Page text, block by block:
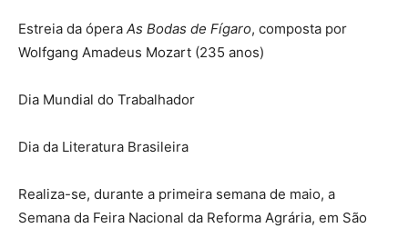
Estreia da ópera As Bodas de Fígaro, composta por
Wolfgang Amadeus Mozart (235 anos)
Dia Mundial do Trabalhador
Dia da Literatura Brasileira
Realiza-se, durante a primeira semana de maio, a
Semana da Feira Nacional da Reforma Agrária, em São